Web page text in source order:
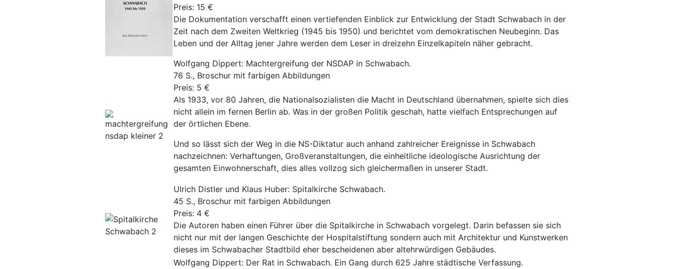
Preis: 15 €
Die Dokumentation verschafft einen vertiefenden Einblick zur Entwicklung der Stadt Schwabach in der
Zeit nach dem Zweiten Weltkrieg (1945 bis 1950) und berichtet vom demokratischen Neubeginn. Das
Leben und der Alltag jener Jahre werden dem Leser in dreizehn Einzelkapiteln näher gebracht.
Wolfgang Dippert: Machtergreifung der NSDAP in Schwabach.
76 S., Broschur mit farbigen Abbildungen
Preis: 5 €
Als 1933, vor 80 Jahren, die Nationalsozialisten die Macht in Deutschland übernahmen, spielte sich dies
nicht allein im fernen Berlin ab. Was in der großen Politik geschah, hatte vielfach Entsprechungen auf
der örtlichen Ebene.
Und so lässt sich der Weg in die NS-Diktatur auch anhand zahlreicher Ereignisse in Schwabach
nachzeichnen: Verhaftungen, Großveranstaltungen, die einheitliche ideologische Ausrichtung der
gesamten Einwohnerschaft, dies alles vollzog sich gleichermaßen in unserer Stadt.
Ulrich Distler und Klaus Huber: Spitalkirche Schwabach.
45 S., Broschur mit farbigen Abbildungen
Preis: 4 €
Die Autoren haben einen Führer über die Spitalkirche in Schwabach vorgelegt. Darin befassen sie sich
nicht nur mit der langen Geschichte der Hospitalstiftung sondern auch mit Architektur und Kunstwerken
dieses im Schwabacher Stadtbild eher bescheidenen aber altehrwürdigen Gebäudes.
Wolfgang Dippert: Der Rat in Schwabach. Ein Gang durch 625 Jahre städtische Verfassung.